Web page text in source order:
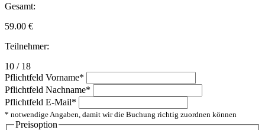
Gesamt:
59.00 €
Teilnehmer:
10 / 18
Pflichtfeld Vorname*
Pflichtfeld Nachname*
Pflichtfeld E-Mail*
* notwendige Angaben, damit wir die Buchung richtig zuordnen können
Preisoption